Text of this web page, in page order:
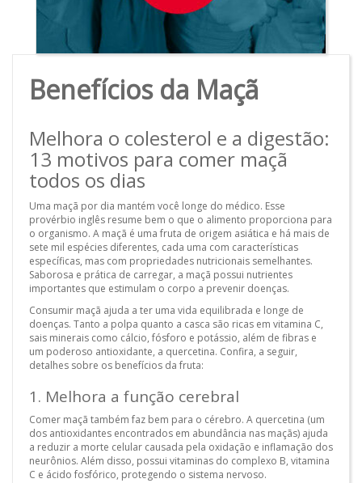
Benefícios da Maçã
Melhora o colesterol e a digestão:
13 motivos para comer maçã
todos os dias
Uma maçã por dia mantém você longe do médico. Esse
provérbio inglês resume bem o que o alimento proporciona para
o organismo. A maçã é uma fruta de origem asiática e há mais de
sete mil espécies diferentes, cada uma com características
específicas, mas com propriedades nutricionais semelhantes.
Saborosa e prática de carregar, a maçã possui nutrientes
importantes que estimulam o corpo a prevenir doenças.
Consumir maçã ajuda a ter uma vida equilibrada e longe de
doenças. Tanto a polpa quanto a casca são ricas em vitamina C,
sais minerais como cálcio, fósforo e potássio, além de fibras e
um poderoso antioxidante, a quercetina. Confira, a seguir,
detalhes sobre os benefícios da fruta:
1. Melhora a função cerebral
Comer maçã também faz bem para o cérebro. A quercetina (um
dos antioxidantes encontrados em abundância nas maçãs) ajuda
a reduzir a morte celular causada pela oxidação e inflamação dos
neurônios. Além disso, possui vitaminas do complexo B, vitamina
C e ácido fosfórico, protegendo o sistema nervoso.